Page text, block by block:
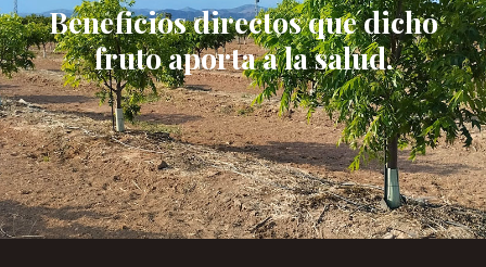
Beneficios directos que dicho
fruto aporta a la salud.